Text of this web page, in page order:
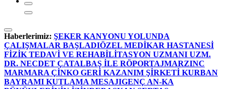
Haberlerimiz: ŞEKER KANYONU YOLUNDA
ÇALIŞMALAR BAŞLADIÖZEL MEDİKAR HASTANESİ
FİZİK TEDAVİ VE REHABİLİTASYON UZMANI UZM.
DR. NECDET ÇATALBAŞ İLE RÖPORTAJMARZINC
MARMARA ÇİNKO GERİ KAZANIM ŞİRKETİ KURBAN
BAYRAMI KUTLAMA MESAJIGENÇ AN-KA